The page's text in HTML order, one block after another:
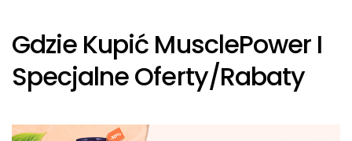
Gdzie Kupić MusclePower I
Specjalne Oferty/rabaty